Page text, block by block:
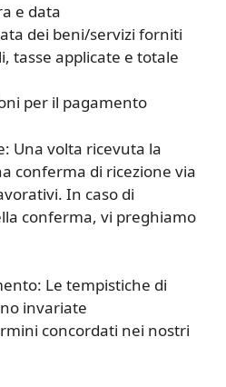
e data
dei beni/servizi forniti
tasse applicate e totale
per il pagamento
Una volta ricevuta la
conferma di ricezione via
In caso di
conferma, vi preghiamo
Le tempistiche di
invariate
concordati nei nostri